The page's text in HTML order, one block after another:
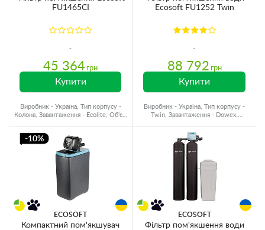
FU1465CI
45 364 грн
Купити
Виробник - Україна, Тип корпусу -
Колона, Завантаження - Ecolite, Об'єм
Ecosoft FU1252 Twin
88 792 грн
Купити
Виробник - Україна, Тип корпусу -
Twin, Завантаження - Dowex,
-10%
ECOSOFT
Компактний пом'якшувач
ECOSOFT
Фільтр пом'якшення води